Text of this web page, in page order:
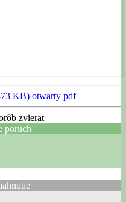
KB) otwarty pdf
zvierat
porúch